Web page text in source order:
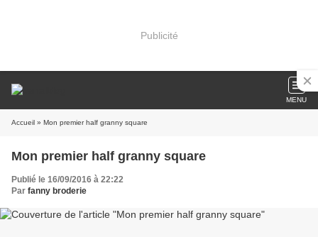
Publicité
MENU
Accueil » Mon premier half granny square
Mon premier half granny square
Publié le 16/09/2016 à 22:22
Par fanny broderie